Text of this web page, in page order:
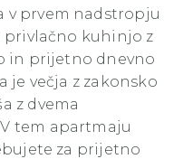
v prvem nadstropju
kuhinjo z
in prijetno dnevno
je večja z zakonsko
z dvema
tem apartmaju
za prijetno